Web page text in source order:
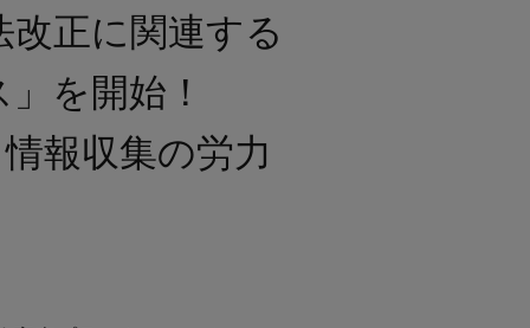
正に関連する
を開始！
報収集の労力